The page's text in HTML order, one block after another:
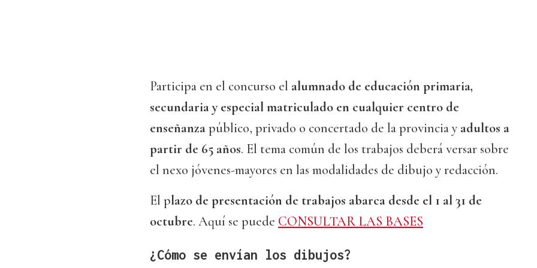
Participa en el concurso el alumnado de educación primaria,
secundaria y especial matriculado en cualquier centro de
enseñanzapúblico, privado o concertado de la provincia y adultos a
partir de 65 años. El tema común de los trabajos deberá versar sobre
el nexo jóvenes-mayores en las modalidades de dibujo y redacción.
El plazo de presentación de trabajos abarca desde el 1 al 31 de
octubre. Aquí se puede CONSULTAR LAS BASES
¿Cómo se envían los dibujos?